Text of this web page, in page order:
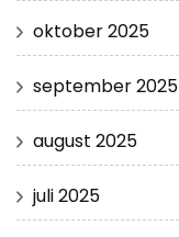
oktober 2025
september 2025
august 2025
juli 2025